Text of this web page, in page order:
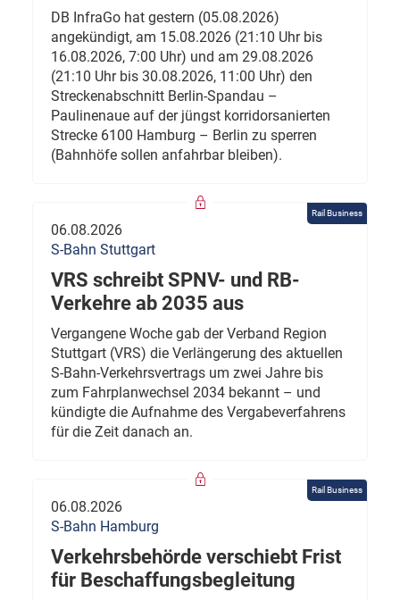
DB InfraGo hat gestern (05.08.2026)
angekündigt, am 15.08.2026 (21:10 Uhr bis
16.08.2026, 7:00 Uhr) und am 29.08.2026
(21:10 Uhr bis 30.08.2026, 11:00 Uhr) den
Streckenabschnitt Berlin-Spandau –
Paulinenaue auf der jüngst korridorsanierten
Strecke 6100 Hamburg – Berlin zu sperren
(Bahnhöfe sollen anfahrbar bleiben).
Rail Business
06.08.2026
S-Bahn Stuttgart
VRS schreibt SPNV- und RB-
Verkehre ab 2035 aus
Vergangene Woche gab der Verband Region
Stuttgart (VRS) die Verlängerung des aktuellen
S-Bahn-Verkehrsvertrags um zwei Jahre bis
zum Fahrplanwechsel 2034 bekannt – und
kündigte die Aufnahme des Vergabeverfahrens
für die Zeit danach an.
Rail Business
06.08.2026
S-Bahn Hamburg
Verkehrsbehörde verschiebt Frist
für Beschaffungsbegleitung